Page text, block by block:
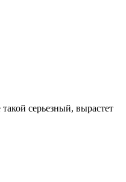
серьезный, вырастет